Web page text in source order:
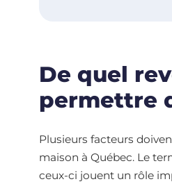
De quel
permettre
Plusieurs facteurs
maison à Québec. Le
ceux-ci jouent un rôle